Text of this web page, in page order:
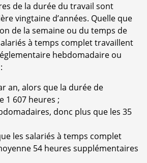
de la durée du travail sont
vingtaine d’années. Quelle que
de la semaine ou du temps de
à temps complet travaillent
hebdomadaire ou
an, alors que la durée de
1 607 heures ;
donc plus que les 35
les salariés à temps complet
54 heures supplémentaires